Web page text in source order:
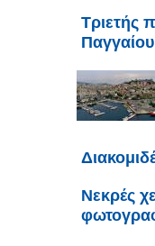
Τριετής
Νεκρές